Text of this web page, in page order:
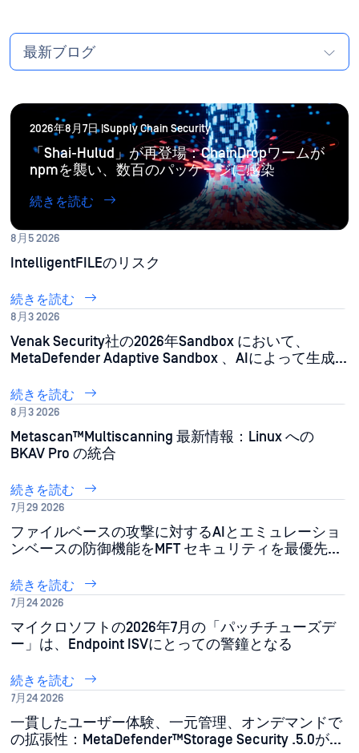
2026年8月7日 |Supply Chain Security
「Shai-Hulud」が再登場：ChainDropワームが
npmを襲い、数百のパッケージに感染
続きを読む
8月5 2026
IntelligentFILEのリスク
続きを読む
8月3 2026
Venak Security社の2026年Sandbox において、
MetaDefender Adaptive Sandbox 、AIによって生成
続きを読む
8月3 2026
Metascan™Multiscanning 最新情報：Linux への
BKAV Pro の統合
続きを読む
7月29 2026
ファイルベースの攻撃に対するAIとエミュレーショ
ンベースの防御機能をMFT セキュリティを最優先
続きを読む
7月24 2026
マイクロソフトの2026年7月の「パッチチューズデ
ー」は、Endpoint ISVにとっての警鐘となる
続きを読む
7月24 2026
一貫したユーザー体験、一元管理、オンデマンドで
の拡張性：MetaDefender™Storage Security .5.0がチ
最新ブログ